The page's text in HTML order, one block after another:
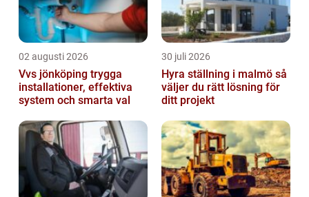
02 augusti 2026
Vvs jönköping trygga
installationer, effektiva
system och smarta val
30 juli 2026
Hyra ställning i malmö så
väljer du rätt lösning för
ditt projekt